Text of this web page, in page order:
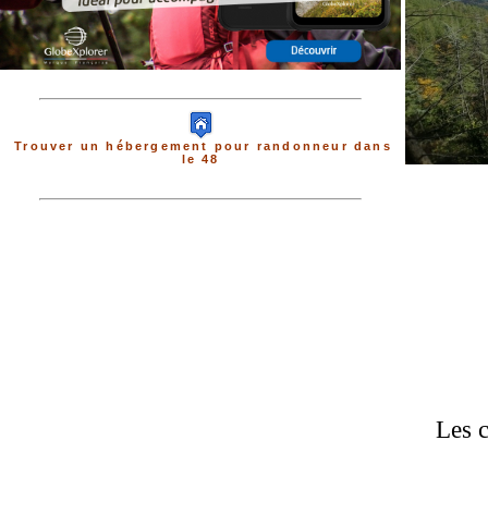
Trouver un hébergement pour randonneur dans
le 48
Les